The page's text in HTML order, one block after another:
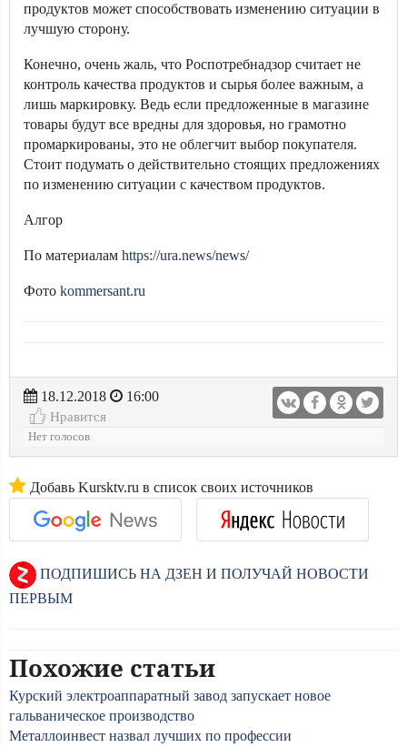
продуктов может способствовать изменению ситуации в
лучшую сторону.
Конечно, очень жаль, что Роспотребнадзор считает не
контроль качества продуктов и сырья более важным, а
лишь маркировку. Ведь если предложенные в магазине
товары будут все вредны для здоровья, но грамотно
промаркированы, это не облегчит выбор покупателя.
Стоит подумать о действительно стоящих предложениях
по изменению ситуации с качеством продуктов.
Алгор
По материалам https://ura.news/news/
Фото kommersant.ru
18.12.2018
16:00
Нравится
Нет голосов
Добавь Kursktv.ru в список своих источников
ПОДПИШИСЬ НА ДЗЕН И ПОЛУЧАЙ НОВОСТИ
ПЕРВЫМ
Похожие статьи
Курский электроаппаратный завод запускает новое
гальваническое производство
Металлоинвест назвал лучших по профессии